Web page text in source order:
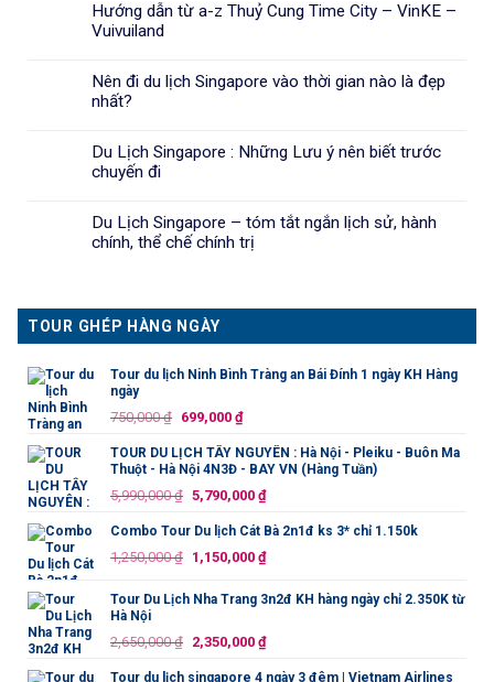
Hướng dẫn từ a-z Thuỷ Cung Time City – VinKE –
Vuivuiland
Nên đi du lịch Singapore vào thời gian nào là đẹp
nhất?
Du Lịch Singapore : Những Lưu ý nên biết trước
chuyến đi
Du Lịch Singapore – tóm tắt ngắn lịch sử, hành
chính, thể chế chính trị
TOUR GHÉP HÀNG NGÀY
Tour du lịch Ninh Bình Tràng an Bái Đính 1 ngày KH Hàng
ngày
750,000₫ Giá
là:
750,000 ₫.
699,000 ₫Giá
tại
699,000 ₫.
TOUR DU LỊCH TÂY NGUYÊN : Hà Nội - Pleiku - Buôn Ma
Thuột - Hà Nội 4N3Đ - BAY VN (Hàng Tuần)
5,990,000₫ Giá
là:
5,990,000 ₫.
5,790,000 ₫Giá
tại
là:
Combo Tour Du lịch Cát Bà 2n1đ ks 3* chỉ 1.150k
1,250,000₫ Giá
là:
1,150,000 ₫Giá
tại
1,150,000 ₫.
Tour Du Lịch Nha Trang 3n2đ KH hàng ngày chỉ 2.350K từ
Hà Nội
2,650,000₫ Giá
2,350,000 ₫Giá
Tour du lịch singapore 4 ngày 3 đêm | Vietnam Airlines